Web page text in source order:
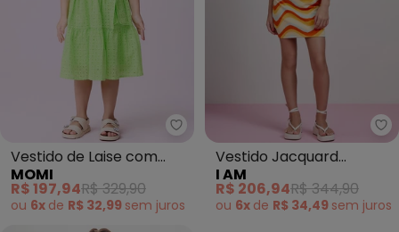
Momi - Vestido de Laise com
Vestido de Laise com
Faixa (Verde)
MOMI
R$ 197,94R$ 329,90
ou 6x de R$ 32,99 sem juros
I
Vestido Jacquard
(Amarelo)
I AM
R$ 206,94R$ 344,90
ou 6x de R$ 34,49 sem juros